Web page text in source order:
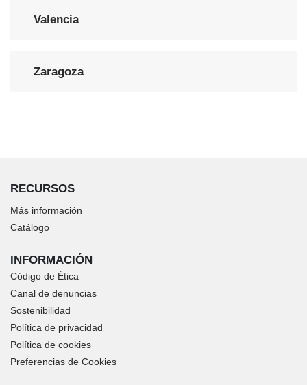
Valencia
Zaragoza
RECURSOS
Más información
Catálogo
INFORMACIÓN
Código de Ética
Canal de denuncias
Sostenibilidad
Política de privacidad
Política de cookies
Preferencias de Cookies